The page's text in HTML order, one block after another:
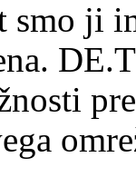
ji